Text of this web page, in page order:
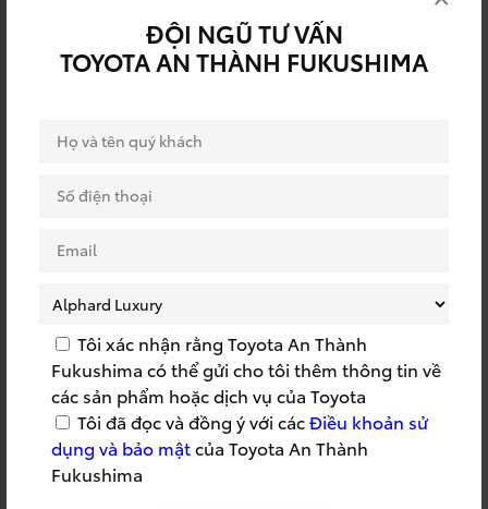
ĐỘI NGŨ TƯ VẤN
TOYOTA AN THÀNH FUKUSHIMA
Tôi xác nhận rằng Toyota An Thành
Fukushima có thể gửi cho tôi thêm thông tin về
các sản phẩm hoặc dịch vụ của Toyota
Tôi đã đọc và đồng ý với cácĐiều khoản sử
dụng và bảo mậtcủa Toyota An Thành
Fukushima
QUY TRÌNH TOYOTA
RÚT THĂM TRÚNG
THƯỞNG
SỰ KIỆN BẢO HIỂM
SỰ KIỆN TOYOTA
SUMMER 2023
SUMMER TRIP
TAF
TÁI TỤC BẢO HIỂM
TẬP HUẤN CỨU HỘ
TAY NGHỀ TOYOTA
TEAMBUILDING